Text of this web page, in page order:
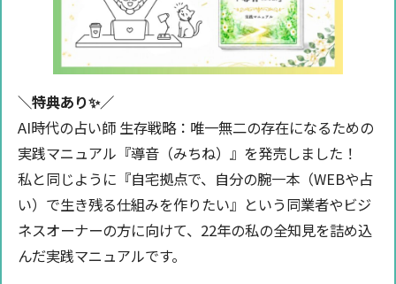
＼特典あり✨️／
AI時代の占い師 生存戦略：唯一無二の存在になるための
実践マニュアル『導音（みちね）』を発売しました！
私と同じように『自宅拠点で、自分の腕一本（WEBや占
い）で生き残る仕組みを作りたい』という同業者やビジ
ネスオーナーの方に向けて、22年の私の全知見を詰め込
んだ実践マニュアルです。